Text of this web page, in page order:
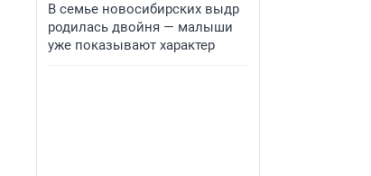
В семье новосибирских выдр
родилась двойня — малыши
уже показывают характер